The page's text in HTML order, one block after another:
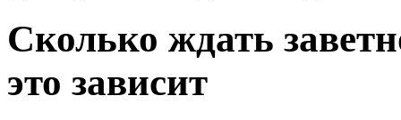
Сколько ждать
это зависит